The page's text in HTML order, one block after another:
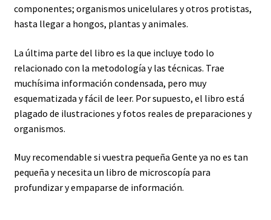
componentes; organismos unicelulares y otros protistas,
hasta llegar a hongos, plantas y animales.
La última parte del libro es la que incluye todo lo
relacionado con la metodología y las técnicas. Trae
muchísima información condensada, pero muy
esquematizada y fácil de leer. Por supuesto, el libro está
plagado de ilustraciones y fotos reales de preparaciones y
organismos.
Muy recomendable si vuestra pequeña Gente ya no es tan
pequeña y necesita un libro de microscopía para
profundizar y empaparse de información.